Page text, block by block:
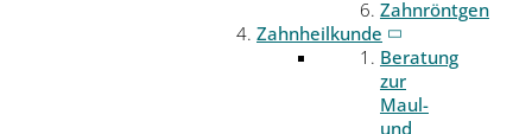
Zahnröntgen
Zahnheilkunde
Beratung
zur
Maul-
und